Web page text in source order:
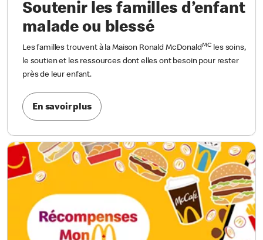
Soutenir les familles d’enfant
malade ou blessé
Les familles trouvent à la Maison Ronald McDonaldMC les soins,
le soutien et les ressources dont elles ont besoin pour rester
près de leur enfant.
En savoir plus